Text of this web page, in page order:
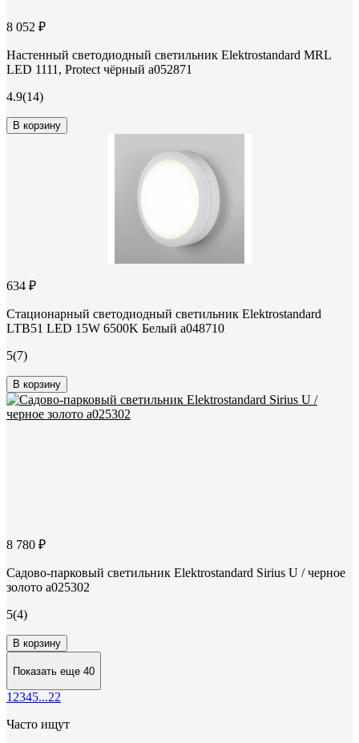
8 052 ₽
Настенный светодиодный светильник Elektrostandard MRL
LED 1111, Protect чёрный a052871
4.9(14)
В корзину
634 ₽
Стационарный светодиодный светильник Elektrostandard
LTB51 LED 15W 6500K Белый a048710
5(7)
В корзину
8 780 ₽
Садово-парковый светильник Elektrostandard Sirius U / черное
золото a025302
5(4)
В корзину
Показать еще 40
1 2345...22
Часто ищут